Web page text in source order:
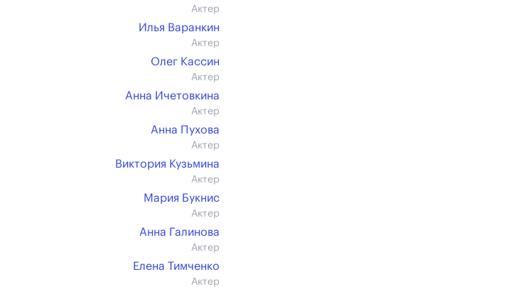
Актер
Илья Варанкин
Актер
Олег Кассин
Актер
Анна Ичетовкина
Актер
Анна Пухова
Актер
Виктория Кузьмина
Актер
Мария Букнис
Актер
Анна Галинова
Актер
Елена Тимченко
Актер